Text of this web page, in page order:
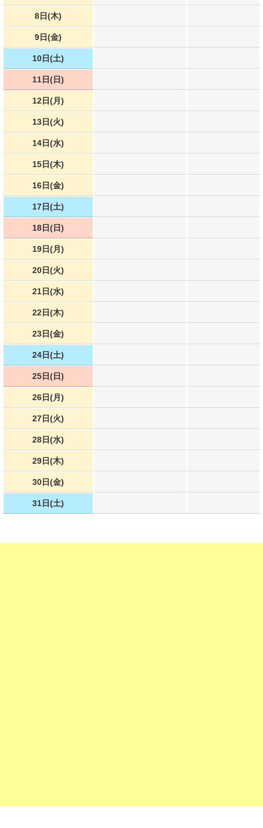
8日(木)
9日(金)
10日(土)
11日(日)
12日(月)
13日(火)
14日(水)
15日(木)
16日(金)
17日(土)
18日(日)
19日(月)
20日(火)
21日(水)
22日(木)
23日(金)
24日(土)
25日(日)
26日(月)
27日(火)
28日(水)
29日(木)
30日(金)
31日(土)